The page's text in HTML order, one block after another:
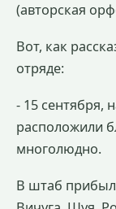
(авторская
Вот, как
отряде:
- 15 сентября,
расположили
многолюдно.
В штаб